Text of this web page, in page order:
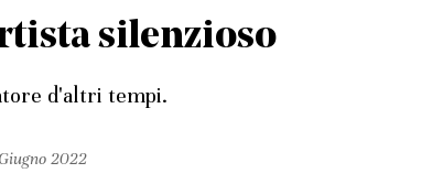
silenzioso
d'altri tempi.
2022